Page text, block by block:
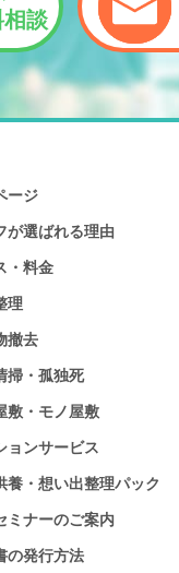
談
ージ
が選ばれる理由
・料金
理
撤去
掃・孤独死
敷・モノ屋敷
ョンサービス
養・想い出整理パック
ミナーのご案内
の発行方法